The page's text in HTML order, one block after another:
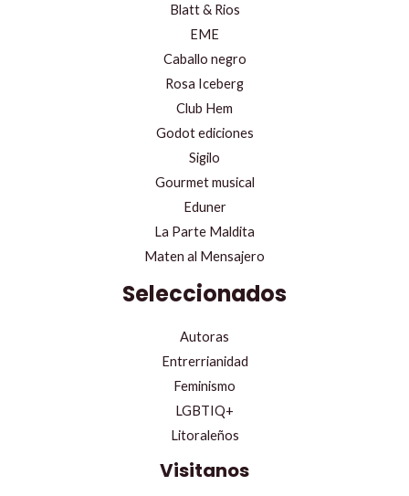
Blatt & Rios
EME
Caballo negro
Rosa Iceberg
Club Hem
Godot ediciones
Sigilo
Gourmet musical
Eduner
La Parte Maldita
Maten al Mensajero
Seleccionados
Autoras
Entrerrianidad
Feminismo
LGBTIQ+
Litoraleños
Visitanos